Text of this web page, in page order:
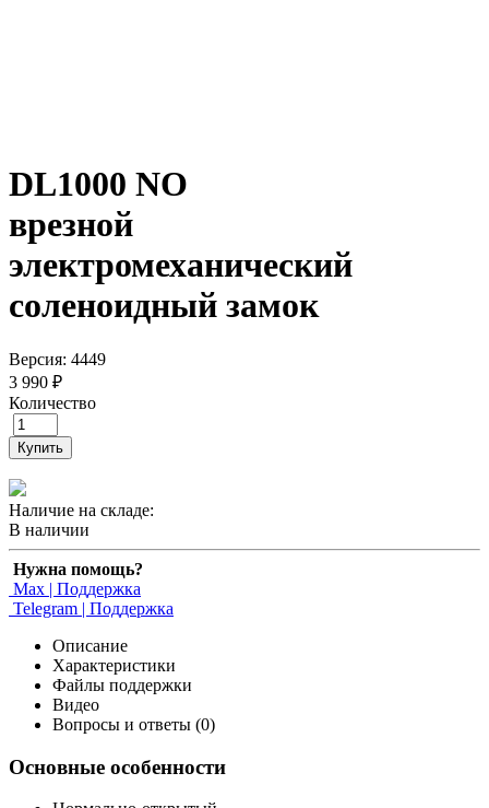
DL1000 NO
врезной
электромеханический
соленоидный замок
Версия: 4449
3 990 ₽
Количество
Купить
Наличие на складе:
В наличии
Нужна помощь?
Max | Поддержка
Telegram | Поддержка
Описание
Характеристики
Файлы поддержки
Видео
Вопросы и ответы (0)
Основные особенности